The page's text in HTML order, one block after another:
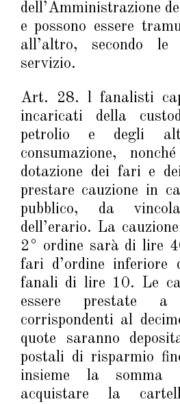
dell’Amministrazione
e possono essere
all’altro, secondo le
servizio.
Art. 28. l fanalisti
incaricati della
petrolio e degli
consumazione,
dotazione dei fari e
prestare cauzione in
pubblico, da
dell’erario. La
2° ordine sarà di lire
fari d’ordine
fanali di lire 10. Le
essere prestate
corrispondenti al
quote saranno
postali di risparmio
insieme la somma
acquistare la